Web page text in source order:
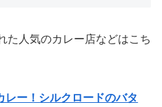
た人気のカレー店などはこち
レー！シルクロードのバタ